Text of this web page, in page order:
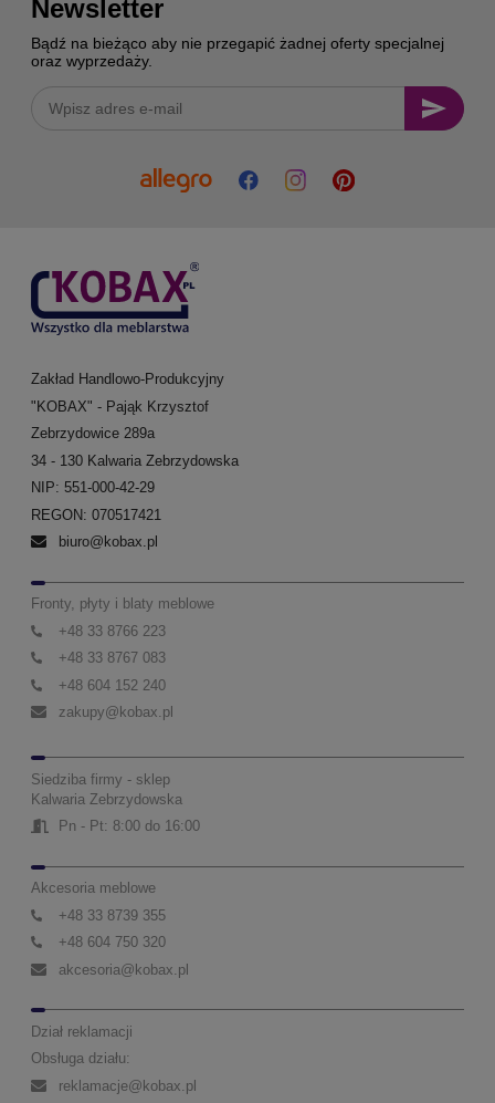
Newsletter
Bądź na bieżąco aby nie przegapić żadnej oferty specjalnej
oraz wyprzedaży.
Zakład Handlowo-Produkcyjny
"KOBAX" - Pająk Krzysztof
Zebrzydowice 289a
34 - 130 Kalwaria Zebrzydowska
NIP: 551-000-42-29
REGON: 070517421
biuro@kobax.pl
Fronty, płyty i blaty meblowe
+48 33 8766 223
+48 33 8767 083
+48 604 152 240
zakupy@kobax.pl
Siedziba firmy - sklep
Kalwaria Zebrzydowska
Pn - Pt: 8:00 do 16:00
Akcesoria meblowe
+48 33 8739 355
+48 604 750 320
akcesoria@kobax.pl
Dział reklamacji
Obsługa działu:
reklamacje@kobax.pl